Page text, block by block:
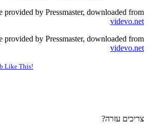
provided by Pressmaster, downloaded from
videvo.net
provided by Pressmaster, downloaded from
videvo.net
Like This!
צריכים עזרה?